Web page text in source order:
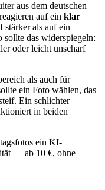
aus dem deutschen
auf ein klar
stärker als auf ein
das widerspiegeln:
oder leicht unscharf
als auch für
ein Foto wählen, das
Ein schlichter
in beiden
ein KI-
— ab 10 €, ohne